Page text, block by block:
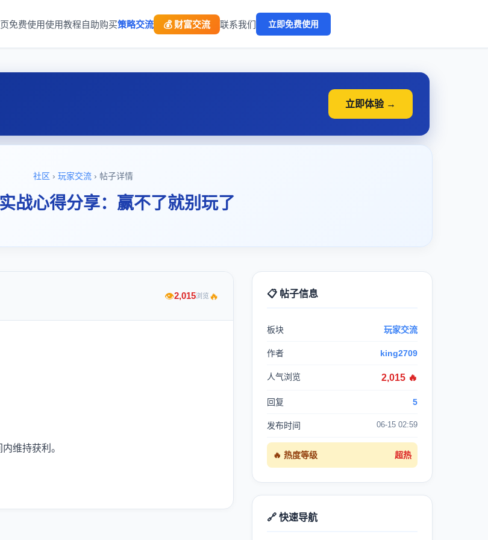
免费使用使用教程自助购买策略交流 💰 财富交流 联系我们 立即免费使用
立即体验 →
社区 › 玩家交流 › 帖子详情
实战心得分享：赢不了就别玩了
👁2,015浏览🔥
维持获利。
📋 帖子信息
板块 玩家交流
作者 king2709
人气浏览 2,015 🔥
回复 5
发布时间 06-15 02:59
🔥 热度等级 超热
🔗 快速导航